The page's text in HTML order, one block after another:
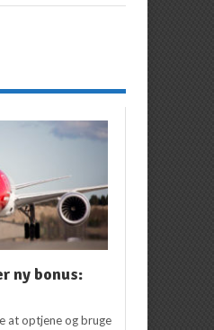
ny bonus:
at optjene og bruge